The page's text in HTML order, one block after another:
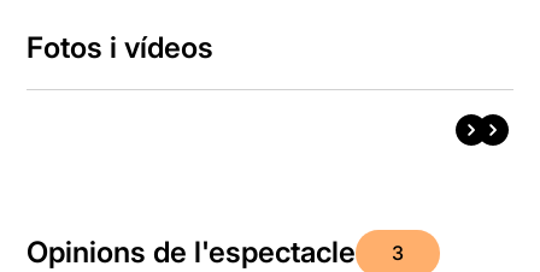
Fotos i vídeos
Opinions de l'espectacle 3